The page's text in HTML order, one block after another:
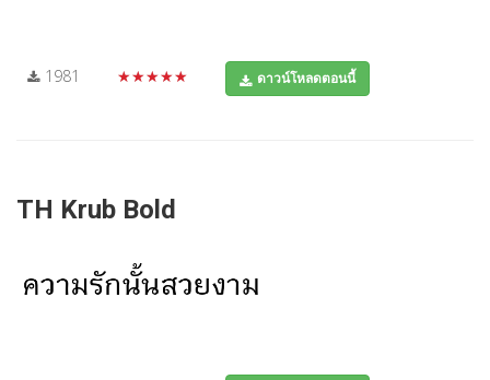
1981 ★★★★★ ดาวน์โหลดตอนนี้
TH Krub Bold